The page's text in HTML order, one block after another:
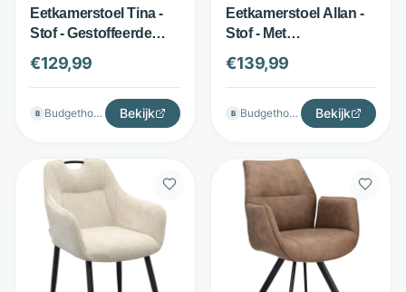
Eetkamerstoel Tina -
Stof - Gestoffeerde
armleuningen -
Diverse kleuren -
Budget Home Store
€129,99
B Budgethomestore Bekijk
Eetkamerstoel Allan -
Stof - Met
armleuningen -
Antraciet - Budget
Home Store
€139,99
B Budgethomestore Bekijk